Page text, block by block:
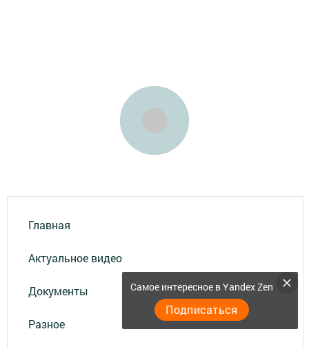
Главная
Актуальное видео
Документы
Разное
Самое интересное в Yandex Zen
Подписаться